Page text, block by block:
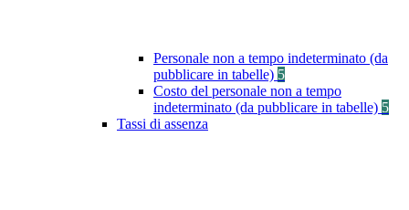
Personale non a tempo indeterminato (da
pubblicare in tabelle) 5
Costo del personale non a tempo
indeterminato (da pubblicare in tabelle) 5
Tassi di assenza